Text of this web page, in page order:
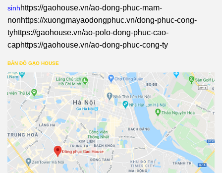
sinhhttps://gaohouse.vn/ao-dong-phuc-mam-
nonhttps://xuongmayaodongphuc.vn/dong-phuc-cong-
tyhttps://gaohouse.vn/ao-polo-dong-phuc-cao-
caphttps://gaohouse.vn/ao-dong-phuc-cong-ty
BẢN ĐỒ GẠO HOUSE